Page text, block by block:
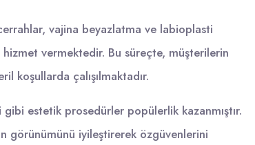
vajina beyazlatma ve labioplasti
vermektedir. Bu süreçte, müşterilerin
koşullarda çalışılmaktadır.
estetik prosedürler popülerlik kazanmıştır.
görünümünü iyileştirerek özgüvenlerini